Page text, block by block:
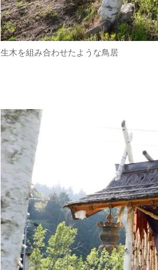
生木を組み合わせたような鳥居